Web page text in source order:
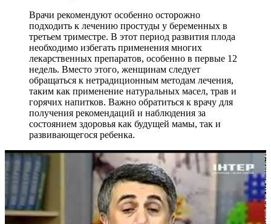
Врачи рекомендуют особенно осторожно
подходить к лечению простуды у беременных в
третьем триместре. В этот период развития плода
необходимо избегать применения многих
лекарственных препаратов, особенно в первые 12
недель. Вместо этого, женщинам следует
обращаться к нетрадиционным методам лечения,
таким как применение натуральных масел, трав и
горячих напитков. Важно обратиться к врачу для
получения рекомендаций и наблюдения за
состоянием здоровья как будущей мамы, так и
развивающегося ребенка.